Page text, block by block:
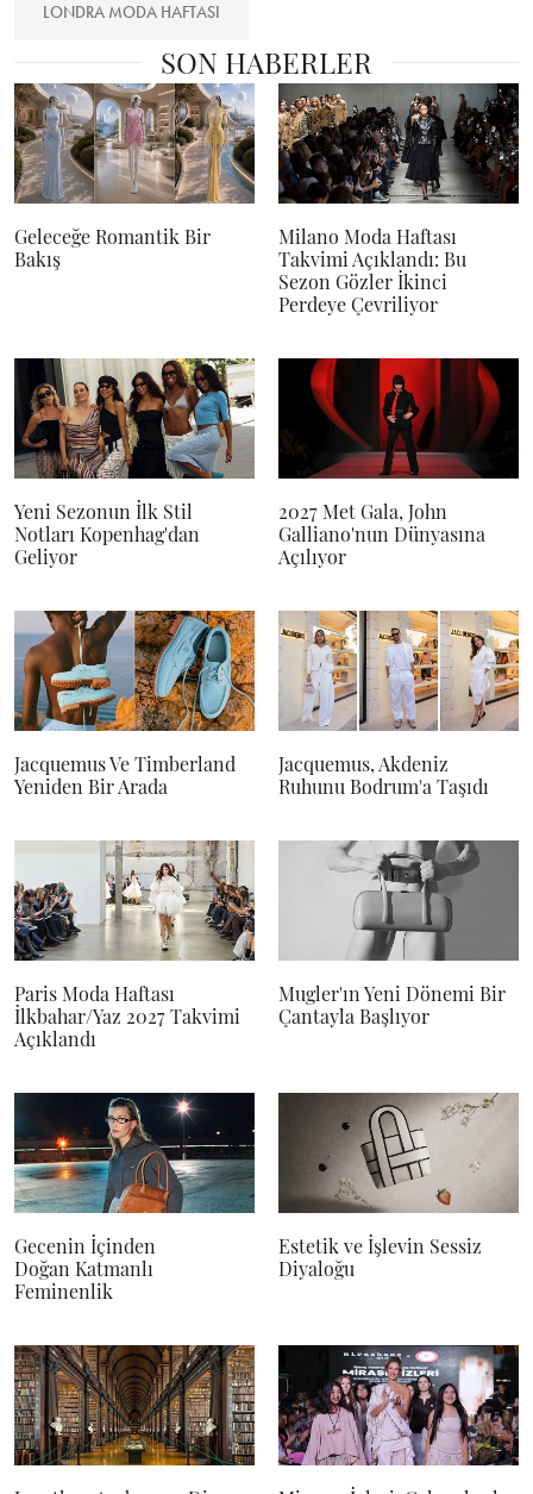
LONDRA MODA HAFTASI
SON HABERLER
Geleceğe Romantik Bir
Bakış
Milano Moda Haftası
Takvimi Açıklandı: Bu
Sezon Gözler İkinci
Perdeye Çevriliyor
Yeni Sezonun İlk Stil
Notları Kopenhag'dan
Geliyor
2027 Met Gala, John
Galliano'nun Dünyasına
Açılıyor
Jacquemus Ve Timberland
Yeniden Bir Arada
Jacquemus, Akdeniz
Ruhunu Bodrum'a Taşıdı
Paris Moda Haftası
İlkbahar/Yaz 2027 Takvimi
Açıklandı
Mugler'ın Yeni Dönemi Bir
Çantayla Başlıyor
Gecenin İçinden
Doğan Katmanlı
Feminenlik
Estetik ve İşlevin Sessiz
Diyaloğu